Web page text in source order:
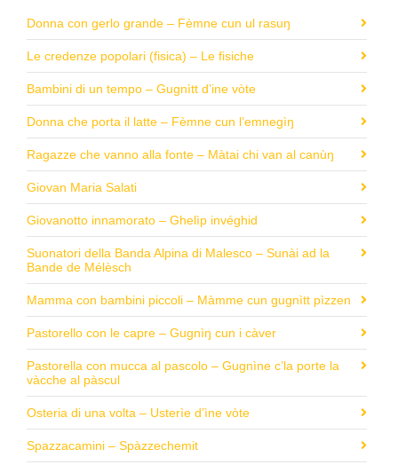
Donna con gerlo grande – Fèmne cun ul rasuŋ
Le credenze popolari (fisica) – Le fisiche
Bambini di un tempo – Gugnìtt d’ine vòte
Donna che porta il latte – Fèmne cun l’emnegìŋ
Ragazze che vanno alla fonte – Màtai chi van al canùŋ
Giovan Maria Salati
Giovanotto innamorato – Ghelìp invéghid
Suonatori della Banda Alpina di Malesco – Sunài ad la
Bande de Mélèsch
Mamma con bambini piccoli – Màmme cun gugnìtt pìzzen
Pastorello con le capre – Gugnìŋ cun i càver
Pastorella con mucca al pascolo – Gugnìne c’la porte la
vàcche al pàscul
Osteria di una volta – Usterìe d’ìne vòte
Spazzacamini – Spàzzechemit